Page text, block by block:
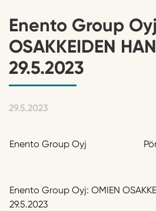
Enento Group
OSAKKEIDEN
29.5.2023
29.5.2023
Enento Group Oyj
Enento Group Oyj: OMIEN
29.5.2023